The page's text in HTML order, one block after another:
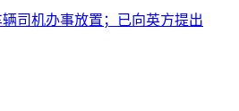
司机办事放置；已向英方提出